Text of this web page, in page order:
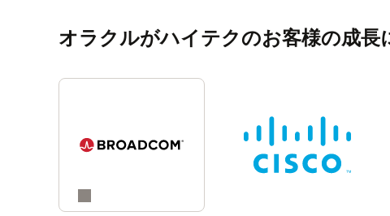
オラクルがハイテクのお客様の成